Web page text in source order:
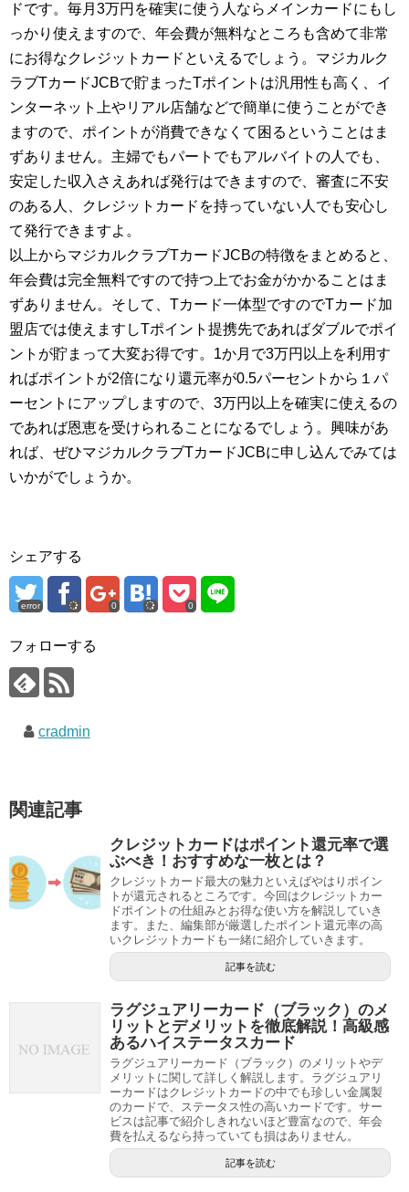
ドです。毎月3万円を確実に使う人ならメインカードにもし
っかり使えますので、年会費が無料なところも含めて非常
にお得なクレジットカードといえるでしょう。マジカルク
ラブTカードJCBで貯まったTポイントは汎用性も高く、イ
ンターネット上やリアル店舗などで簡単に使うことができ
ますので、ポイントが消費できなくて困るということはま
ずありません。主婦でもパートでもアルバイトの人でも、
安定した収入さえあれば発行はできますので、審査に不安
のある人、クレジットカードを持っていない人でも安心し
て発行できますよ。
以上からマジカルクラブTカードJCBの特徴をまとめると、
年会費は完全無料ですので持つ上でお金がかかることはま
ずありません。そして、Tカード一体型ですのでTカード加
盟店では使えますしTポイント提携先であればダブルでポイ
ントが貯まって大変お得です。1か月で3万円以上を利用す
ればポイントが2倍になり還元率が0.5パーセントから１パ
ーセントにアップしますので、3万円以上を確実に使えるの
であれば恩恵を受けられることになるでしょう。興味があ
れば、ぜひマジカルクラブTカードJCBに申し込んでみては
いかがでしょうか。
シェアする
error 0 0
フォローする
cradmin
関連記事
クレジットカードはポイント還元率で選
ぶべき！おすすめな一枚とは？
クレジットカード最大の魅力といえばやはりポイン
トが還元されるところです。今回はクレジットカー
ドポイントの仕組みとお得な使い方を解説していき
ます。また、編集部が厳選したポイント還元率の高
いクレジットカードも一緒に紹介していきます。
記事を読む
ラグジュアリーカード（ブラック）のメ
リットとデメリットを徹底解説！高級感
あるハイステータスカード
ラグジュアリーカード（ブラック）のメリットやデ
メリットに関して詳しく解説します。ラグジュアリ
ーカードはクレジットカードの中でも珍しい金属製
のカードで、ステータス性の高いカードです。サー
ビスは記事で紹介しきれないほど豊富なので、年会
費を払えるなら持っていても損はありません。
記事を読む